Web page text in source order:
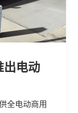
出电动
全电动商用